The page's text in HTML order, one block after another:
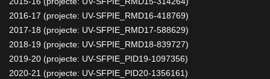
2016-17 (projecte: UV-SFPIE_RMD16-418769)
2017-18 (projecte: UV-SFPIE_RMD17-588629)
2018-19 (projecte: UV-SFPIE_RMD18-839727)
2019-20 (projecte: UV-SFPIE_PID19-1097356)
2020-21 (projecte: UV-SFPIE_PID20-1356161)